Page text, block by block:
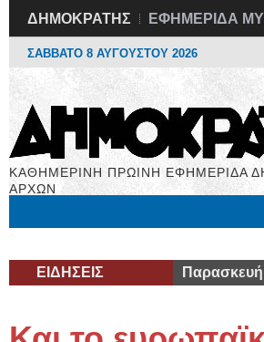
ΔΗΜΟΚΡΑΤΗΣ ΕΦΗΜΕΡΙΔΑ
ΣΑΒΒΑΤΟ 8 ΑΥΓΟΥΣΤΟΥ 2026
ΚΑΘΗΜΕΡΙΝΗ ΠΡΩΙΝΗ ΕΦΗΜΕΡΙΔΑ
ΑΡΧΩΝ
ΕΙΔΗΣΕΙΣ Παρασκευή